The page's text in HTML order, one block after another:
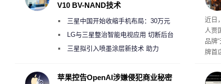
肉
友
近日
人贾
品牌
牌首
者
V10 BV-NAND技术
三星中国开始收缩手机布局：30万元
月销售额不达标门店 将被逐步清退
LG与三星整治智能电视应用 切断后台
偷偷共享带宽的违规行为
三星拟引入喷墨涂层新技术 助力
度
苹果控告OpenAI涉嫌侵犯商业秘密